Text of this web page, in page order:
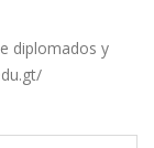
diplomados y